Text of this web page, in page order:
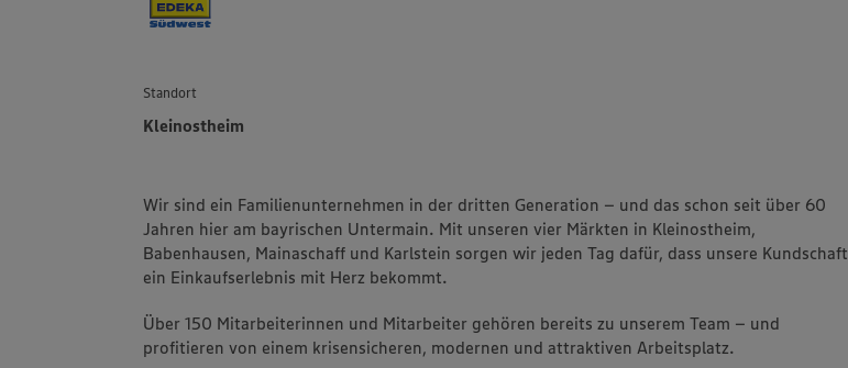
Standort
Kleinostheim
Wir sind ein Familienunternehmen in der dritten Generation – und das schon seit über 60
Jahren hier am bayrischen Untermain. Mit unseren vier Märkten in Kleinostheim,
Babenhausen, Mainaschaff und Karlstein sorgen wir jeden Tag dafür, dass unsere Kundschaft
ein Einkaufserlebnis mit Herz bekommt.
Über 150 Mitarbeiterinnen und Mitarbeiter gehören bereits zu unserem Team – und
profitieren von einem krisensicheren, modernen und attraktiven Arbeitsplatz.